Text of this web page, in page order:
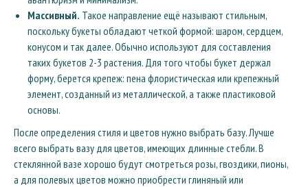
Массивный. Такое направление ещё называют стильным,
поскольку букеты обладают четкой формой: шаром, сердцем,
конусом и так далее. Обычно используют для составления
таких букетов 2-3 растения. Для того чтобы букет держал
форму, берется крепеж: пена флористическая или крепежный
элемент, созданный из металлической, а также пластиковой
основы.
После определения стиля и цветов нужно выбрать базу. Лучше
всего выбрать вазу для цветов, имеющих длинные стебли. В
стеклянной вазе хорошо будут смотреться розы, гвоздики, пионы,
а для полевых цветов можно приобрести глиняный или